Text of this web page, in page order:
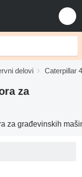
delovi Caterpillar
za
za građevinskih